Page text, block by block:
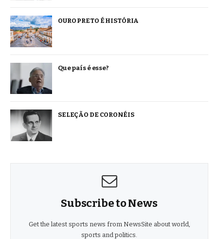
OURO PRETO É HISTÓRIA
Que país é esse?
SELEÇÃO DE CORONÉIS
Subscribe to News
Get the latest sports news from NewsSite about world,
sports and politics.